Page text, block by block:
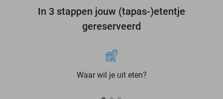
In 3 stappen jouw (tapas-)etentje
gereserveerd
Waar wil je uit eten?